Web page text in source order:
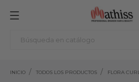
INICIO TODOS LOS PRODUCTOS FLORA CURL